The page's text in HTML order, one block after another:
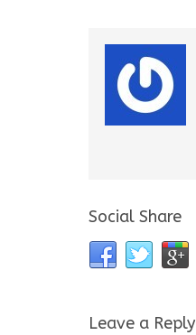
Social Share
Leave a Reply